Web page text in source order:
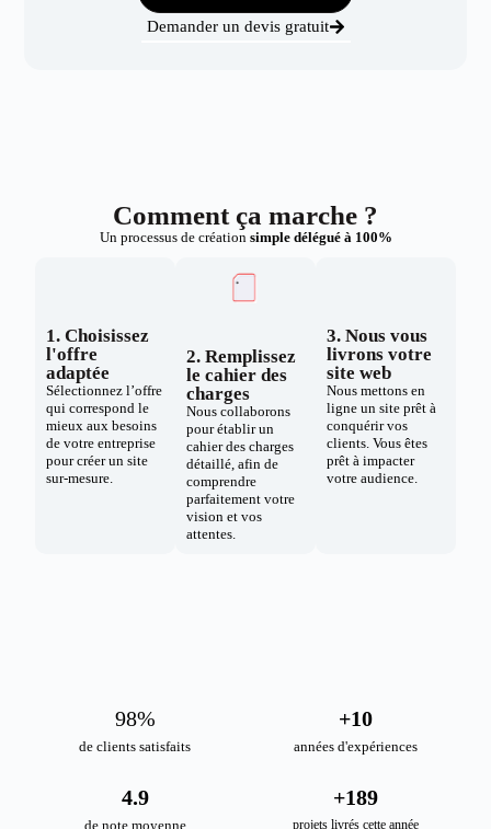
Demander un devis gratuit
Comment ça marche ?
Un processus de création simple délégué à 100%
1. Choisissez
l'offre
adaptée
Sélectionnez l’offre
qui correspond le
mieux aux besoins
de votre entreprise
pour créer un site
sur-mesure.
2. Remplissez
le cahier des
charges
Nous collaborons
pour établir un
cahier des charges
détaillé, afin de
comprendre
parfaitement votre
vision et vos
attentes.
3. Nous vous
livrons votre
site web
Nous mettons en
ligne un site prêt à
conquérir vos
clients. Vous êtes
prêt à impacter
votre audience.
de clients satisfaits
98%
années d'expériences
+10
de note moyenne
4.9
projets livrés cette année
+189